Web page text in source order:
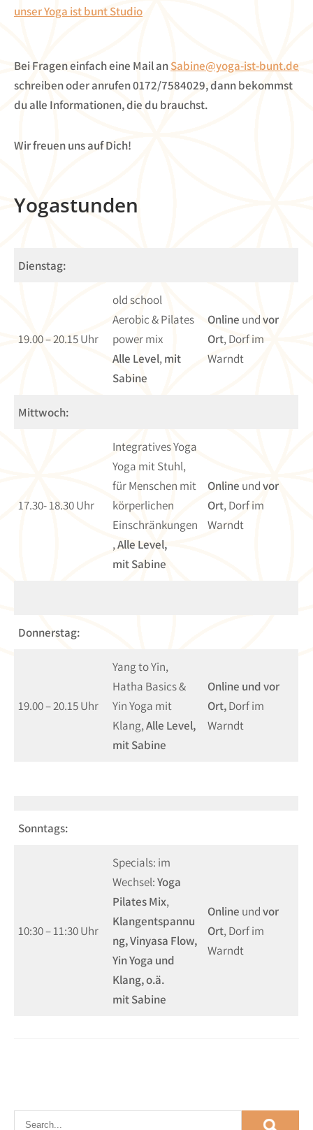
unser Yoga ist bunt Studio
Bei Fragen einfach eine Mail anSabine@yoga-ist-bunt.de
schreiben oder anrufen 0172/7584029, dann bekommst
du alle Informationen, die du brauchst.
Wir freuen uns auf Dich!
Yogastunden
Dienstag:
19.00 – 20.15 Uhr
old school
Aerobic & Pilates
power mix
Alle Level,mit
Sabine
Online undvor
Ort, Dorf im
Warndt
Mittwoch:
17.30- 18.30 Uhr
Integratives Yoga
Yoga mit Stuhl,
für Menschen mit
körperlichen
Einschränkungen
,Alle Level,
mit Sabine
Online undvor
Ort, Dorf im
Warndt
Donnerstag:
19.00 – 20.15 Uhr
Yang to Yin,
Hatha Basics &
Yin Yoga mit
Klang,Alle Level,
mit Sabine
Online und vor
Ort,Dorf im
Warndt
Sonntags:
10:30 – 11:30 Uhr
Specials: im
Wechsel:Yoga
Pilates Mix,
Klangentspannu
ng, Vinyasa Flow,
Yin Yoga und
Klang, o.ä.
mit Sabine
Online undvor
Ort, Dorf im
Warndt